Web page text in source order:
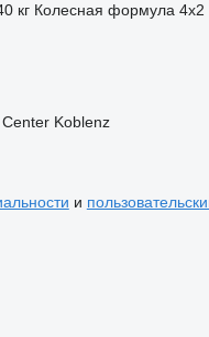
кг Колесная формула 4x2
Koblenz
и